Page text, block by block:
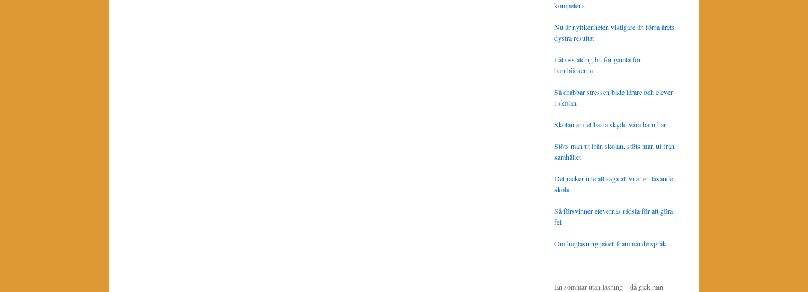
kompetens
Nu är nyfikenheten viktigare än förra årets
dystra resultat
Låt oss aldrig bli för gamla för
barnböckerna
Så drabbar stressen både lärare och elever
i skolan
Skolan är det bästa skydd våra barn har
Stöts man ut från skolan, stöts man ut från
samhället
Det räcker inte att säga att vi är en läsande
skola
Så försvinner elevernas rädsla för att göra
fel
Om högläsning på ett främmande språk
En sommar utan läsning – då gick min